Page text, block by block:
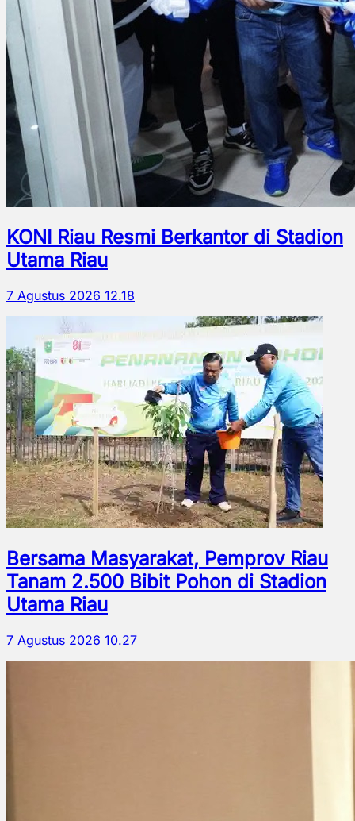
KONI Riau Resmi Berkantor di Stadion
Utama Riau
7 Agustus 2026 12.18
Bersama Masyarakat, Pemprov Riau
Tanam 2.500 Bibit Pohon di Stadion
Utama Riau
7 Agustus 2026 10.27